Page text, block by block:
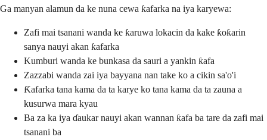
Ga manyan alamun da ke nuna cewa ƙafarka na iya karyewa:
Zafi mai tsanani wanda ke ƙaruwa lokacin da kake ƙoƙarin
sanya nauyi akan ƙafarka
Kumburi wanda ke bunkasa da sauri a yankin ƙafa
Zazzabi wanda zai iya bayyana nan take ko a cikin sa'o'i
Ƙafarka tana kama da ta karye ko tana kama da ta zauna a
kusurwa mara kyau
Ba za ka iya ɗaukar nauyi akan wannan ƙafa ba tare da zafi mai
tsanani ba